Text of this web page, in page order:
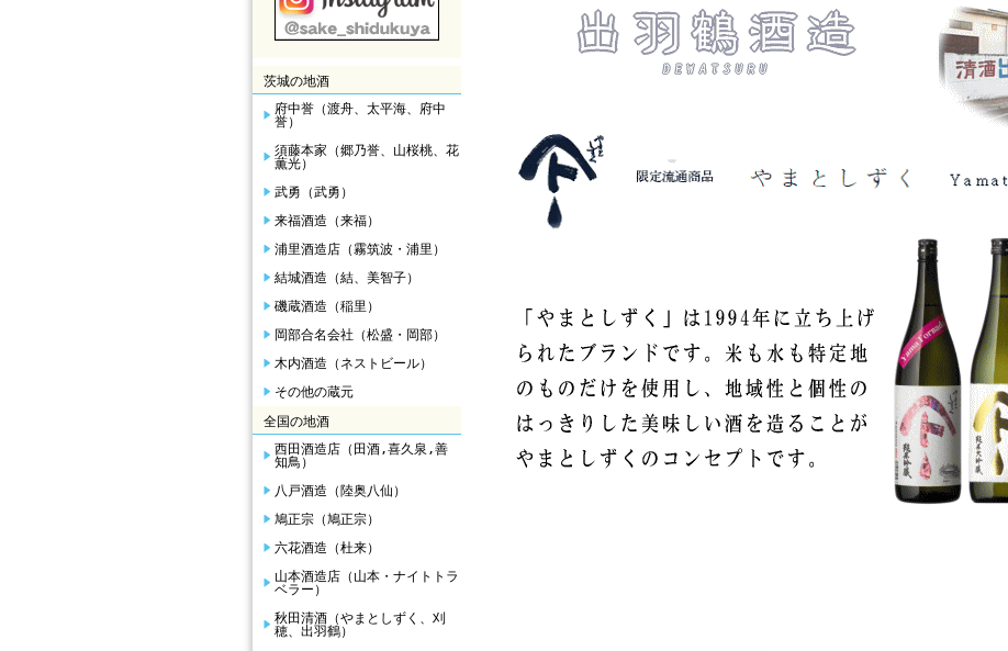
茨城の地酒
府中誉（渡舟、太平海、府中
誉）
須藤本家（郷乃誉、山桜桃、花
薫光）
武勇（武勇）
来福酒造（来福）
浦里酒造店（霧筑波・浦里）
結城酒造（結、美智子）
磯蔵酒造（稲里）
岡部合名会社（松盛・岡部）
木内酒造（ネストビール）
その他の蔵元
全国の地酒
西田酒造店（田酒,喜久泉,善
知鳥）
八戸酒造（陸奥八仙）
鳩正宗（鳩正宗）
六花酒造（杜来）
山本酒造店（山本・ナイトトラ
ベラー）
秋田清酒（やまとしずく、刈
穂、出羽鶴）